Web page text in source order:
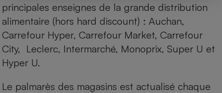
principales enseignes de la grande distribution
alimentaire (hors hard discount) : Auchan,
Carrefour Hyper, Carrefour Market, Carrefour
City, Leclerc, Intermarché, Monoprix, Super U et
Hyper U.
Le palmarès des magasins est actualisé chaque